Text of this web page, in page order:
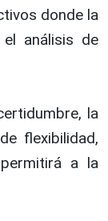
donde la
análisis de
la
flexibilidad,
a la